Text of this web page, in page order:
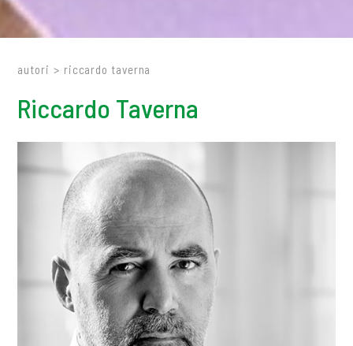
autori > riccardo taverna
Riccardo Taverna